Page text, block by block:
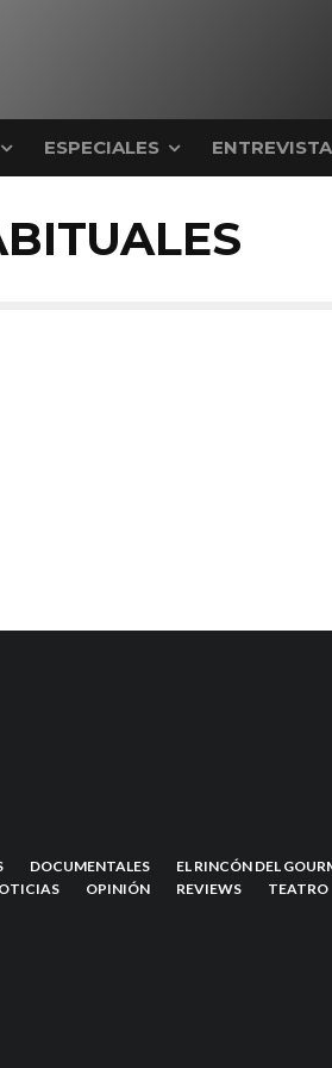
ESPECIALES
DOCUMENTALES EL RINCÓN DEL
OPINIÓN REVIEWS TEATRO